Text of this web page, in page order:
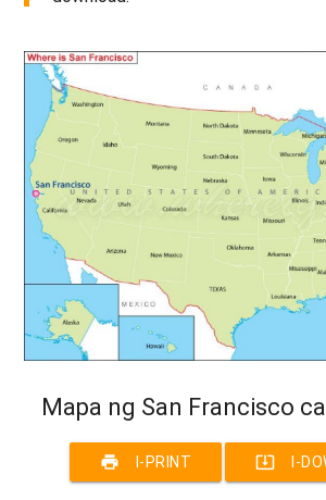
Mapa ng San Francisco
print I-PRINT system_update_alt I-